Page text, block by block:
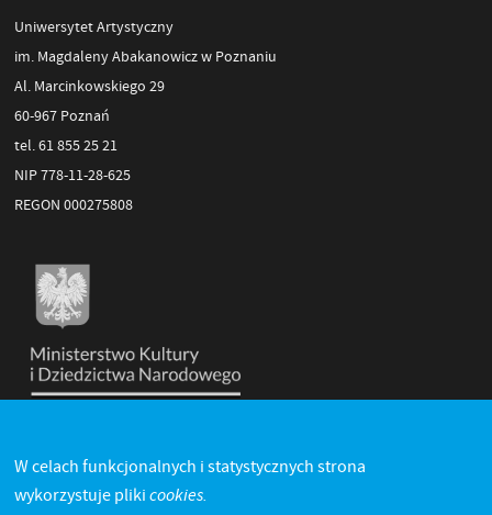
Uniwersytet Artystyczny
im. Magdaleny Abakanowicz w Poznaniu
Al. Marcinkowskiego 29
60-967 Poznań
tel. 61 855 25 21
NIP 778-11-28-625
REGON 000275808
W celach funkcjonalnych i statystycznych strona
wykorzystuje pliki cookies.